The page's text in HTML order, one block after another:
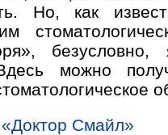
Но, как
безусловно,
можно
«Доктор Смайл»